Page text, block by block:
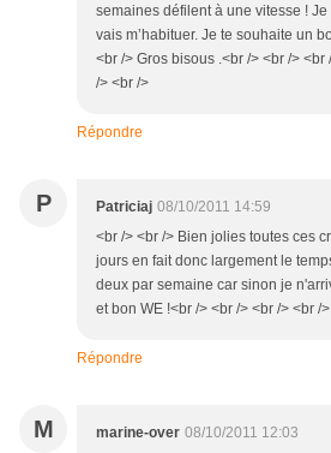
semaines défilent à une vitesse !
vais m’habituer. Je te souhaite un
<br /> Gros bisous .<br /> <br />
/> <br />
Répondre
P Patriciaj 08/10/2011 14:59
<br /> <br /> Bien jolies toutes ces
jours en fait donc largement le
deux par semaine car sinon je
et bon WE !<br /> <br /> <br /> <br />
Répondre
M marine-over 08/10/2011 12:03